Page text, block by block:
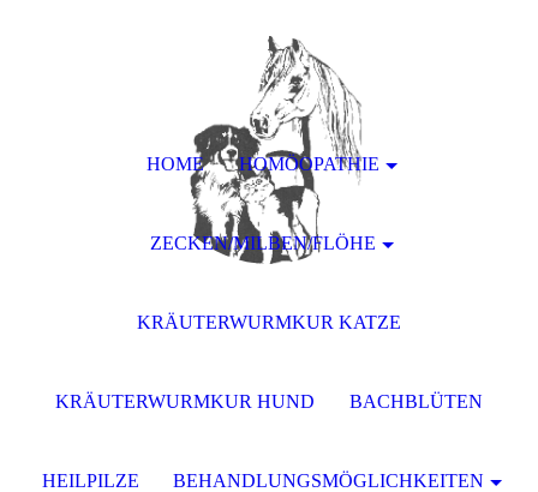
HOME HOMÖOPATHIE
ZECKEN/MILBEN/FLÖHE
KRÄUTERWURMKUR KATZE
KRÄUTERWURMKUR HUND BACHBLÜTEN
HEILPILZE BEHANDLUNGSMÖGLICHKEITEN